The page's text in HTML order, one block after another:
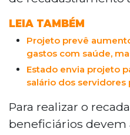
LEIA TAMBÉM
Projeto prevê
gastos com saúde,
Estado envia projeto
salário dos servidores
Para realizar o
beneficiários devem